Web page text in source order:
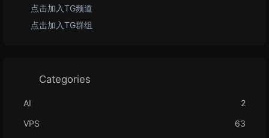
点击加入TG频道
点击加入TG群组
Categories
AI
2
VPS
63